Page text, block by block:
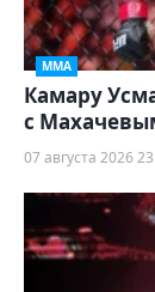
ММА
Камару
с
07 августа 2026